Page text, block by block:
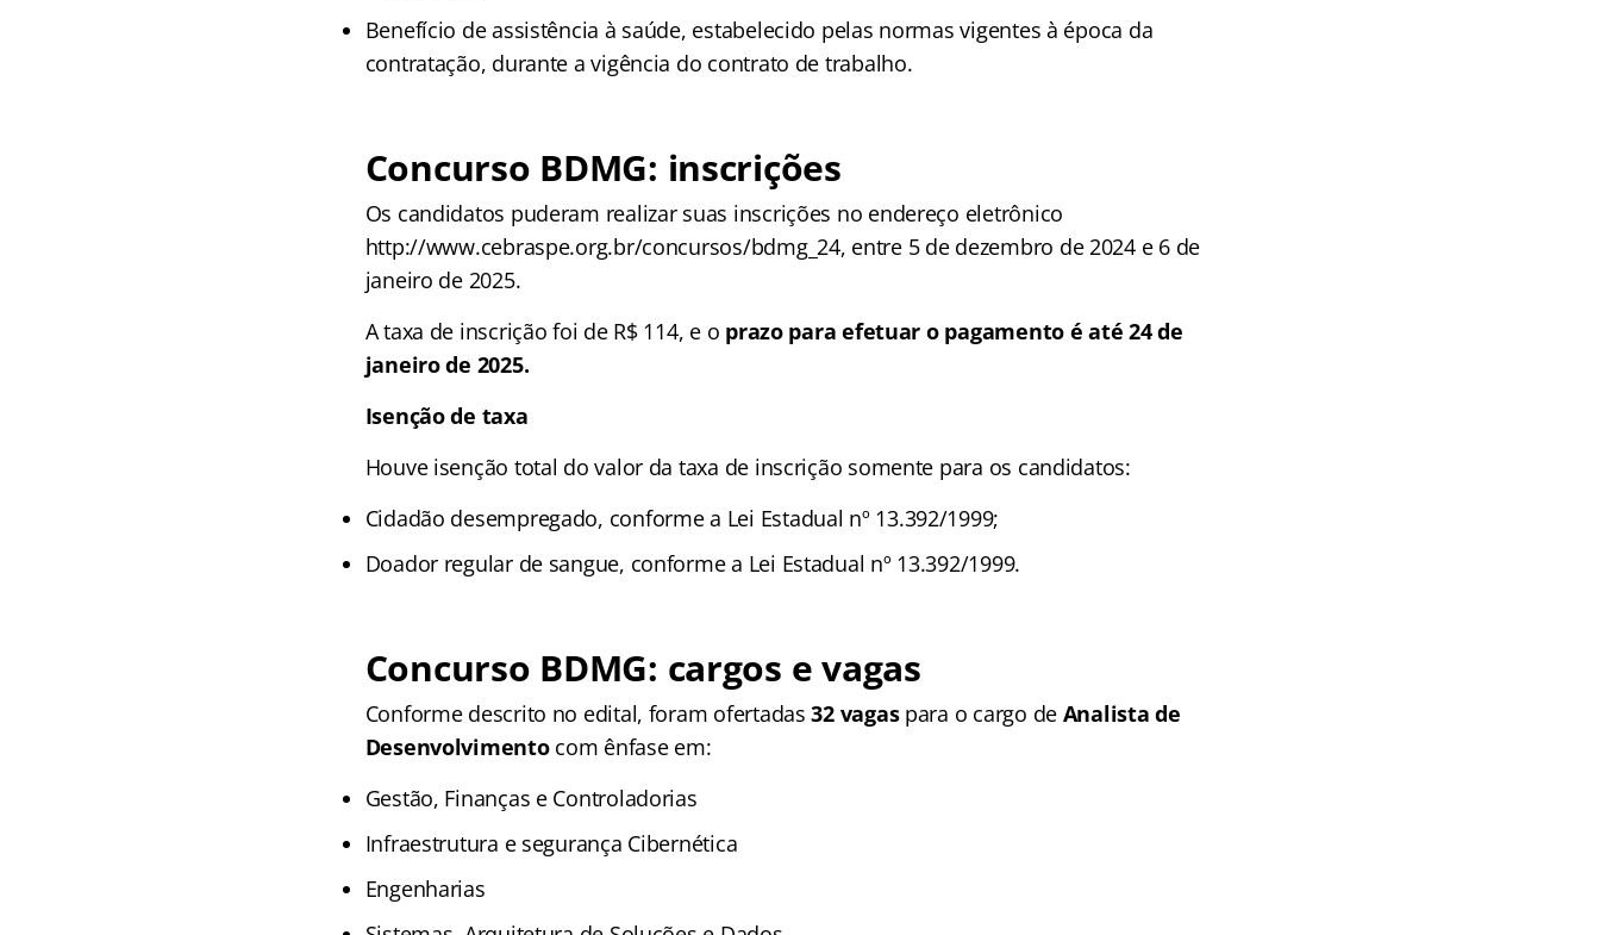
Benefício de assistência à saúde, estabelecido pelas normas vigentes à época da
contratação, durante a vigência do contrato de trabalho.
Concurso BDMG: inscrições
Os candidatos puderam realizar suas inscrições no endereço eletrônico
http://www.cebraspe.org.br/concursos/bdmg_24, entre 5 de dezembro de 2024 e 6 de
janeiro de 2025.
A taxa de inscrição foi de R$ 114, e o prazo para efetuar o pagamento é até 24 de
janeiro de 2025.
Isenção de taxa
Houve isenção total do valor da taxa de inscrição somente para os candidatos:
Cidadão desempregado, conforme a Lei Estadual nº 13.392/1999;
Doador regular de sangue, conforme a Lei Estadual nº 13.392/1999.
Concurso BDMG: cargos e vagas
Conforme descrito no edital, foram ofertadas32 vagaspara o cargo de Analista de
Desenvolvimentocom ênfase em:
Gestão, Finanças e Controladorias
Infraestrutura e segurança Cibernética
Engenharias